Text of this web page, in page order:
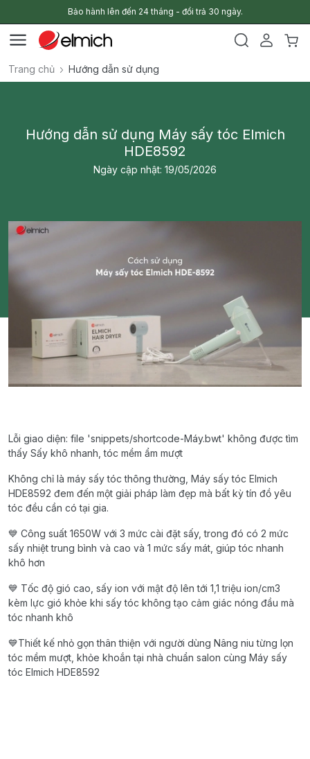
Bảo hành lên đến 24 tháng - đổi trả 30 ngày.
Trang chủ Hướng dẫn sử dụng
Hướng dẫn sử dụng Máy sấy tóc Elmich
HDE8592
Ngày cập nhật: 19/05/2026
Lỗi giao diện: file 'snippets/shortcode-Máy.bwt' không được tìm
thấy Sấy khô nhanh, tóc mềm ẩm mượt
Không chỉ là máy sấy tóc thông thường, Máy sấy tóc Elmich
HDE8592 đem đến một giải pháp làm đẹp mà bất kỳ tín đồ yêu
tóc đều cần có tại gia.
💙 Công suất 1650W với 3 mức cài đặt sấy, trong đó có 2 mức
sấy nhiệt trung bình và cao và 1 mức sấy mát, giúp tóc nhanh
khô hơn
💙 Tốc độ gió cao, sấy ion với mật độ lên tới 1,1 triệu ion/cm3
kèm lực gió khỏe khi sấy tóc không tạo cảm giác nóng đầu mà
tóc nhanh khô
💙Thiết kế nhỏ gọn thân thiện với người dùng Nâng niu từng lọn
tóc mềm mượt, khỏe khoắn tại nhà chuẩn salon cùng Máy sấy
tóc Elmich HDE8592